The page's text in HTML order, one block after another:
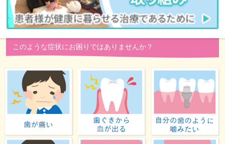
このような症状にお困りではありませんか？
歯が痛い 歯ぐきから血が出る